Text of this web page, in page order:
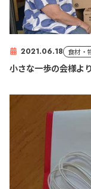
2021.06.18 食材・
小さな一歩の会様よ